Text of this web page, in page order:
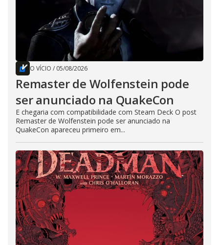
O VÍCIO / 05/08/2026
Remaster de Wolfenstein pode
ser anunciado na QuakeCon
E chegaria com compatibilidade com Steam Deck O post
Remaster de Wolfenstein pode ser anunciado na
QuakeCon apareceu primeiro em...